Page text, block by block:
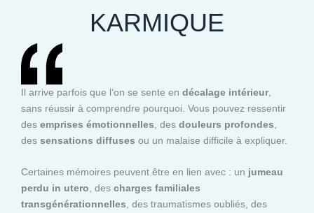
KARMIQUE
Il arrive parfois que l’on se sente en décalage intérieur,
sans réussir à comprendre pourquoi. Vous pouvez ressentir
des emprises émotionnelles , des douleurs profondes
des sensations diffuses ou un malaise difficile à expliquer.
Certaines mémoires peuvent être en lien avec : un jumeau
perdu in utero , des charges familiales
transgénérationnelles , des traumatismes oubliés, des